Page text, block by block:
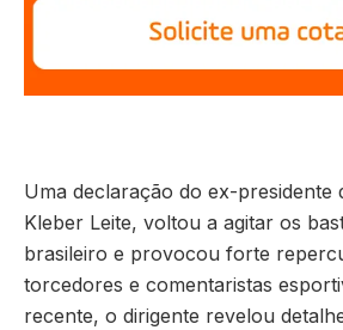
Uma declaração do ex-presidente
Kleber Leite, voltou a agitar os
brasileiro e provocou forte
torcedores e comentaristas
recente, o dirigente revelou